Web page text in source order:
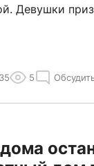
Девушки
5